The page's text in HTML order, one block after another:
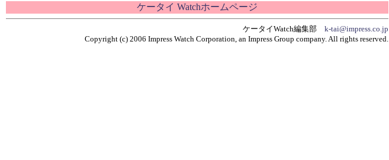
ケータイ Watchホームページ
ケータイWatch編集部 k-tai@impress.co.jp
Copyright (c) 2006 Impress Watch Corporation, an Impress Group company. All rights reserved.